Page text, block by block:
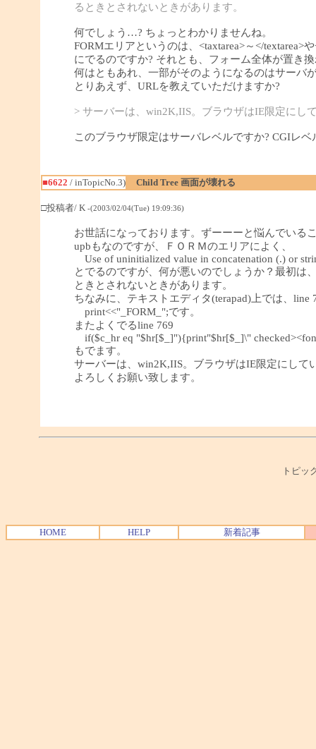
るときとされないときがあります。
何でしょう…? ちょっとわかりませんね。
FORMエリアというのは、<taxtarea>～</textarea>
にでるのですか? それとも、フォーム全体が置き
何はともあれ、一部がそのようになるのはサーバ
とりあえず、URLを教えていただけますか?
> サーバーは、win2K,IIS。ブラウザはIE限定にし
このブラウザ限定はサーバレベルですか? CGIレベ
■6622 / inTopicNo.3) Child Tree 画面が壊れる
□投稿者/ K -(2003/02/04(Tue) 19:09:36)
お世話になっております。ずーーーと悩んでいる
upbもなのですが、ＦＯＲＭのエリアによく、
Use of uninitialized value in concatenation (.) or
とでるのですが、何が悪いのでしょうか？最初は
ときとされないときがあります。
ちなみに、テキストエディタ(terapad)上では、line
print<<"_FORM_";です。
またよくでるline 769
if($c_hr eq "$hr[$_]"){print"$hr[$_]\"
もでます。
サーバーは、win2K,IIS。ブラウザはIE限定にして
よろしくお願い致します。
トピッ
HOME HELP 新着記事